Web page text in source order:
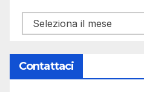
Archivi
Contattaci